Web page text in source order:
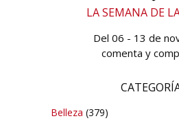
LA SEMANA DE
Del 06 - 13 de
comenta y
Belleza (379)